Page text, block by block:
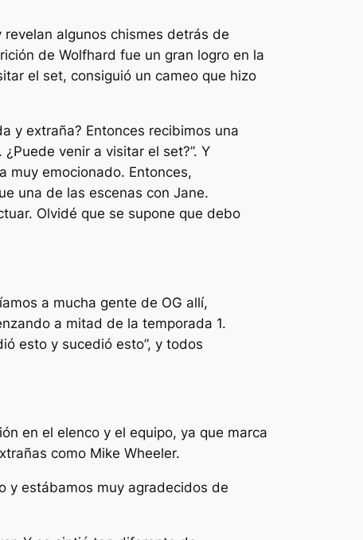
algunos chismes detrás de
de Wolfhard fue un gran logro en la
el set, consiguió un cameo que hizo
y extraña? Entonces recibimos una
venir a visitar el set?”. Y
muy emocionado. Entonces,
una de las escenas con Jane.
Olvidé que se supone que debo
a mucha gente de OG allí,
a mitad de la temporada 1.
esto y sucedió esto”, y todos
en el elenco y el equipo, ya que marca
como Mike Wheeler.
y estábamos muy agradecidos de